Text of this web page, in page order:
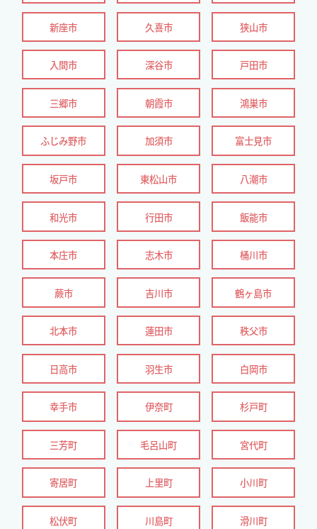
新座市 久喜市 狭山市
入間市 深谷市 戸田市
三郷市 朝霞市 鴻巣市
ふじみ野市 加須市 富士見市
坂戸市 東松山市 八潮市
和光市 行田市 飯能市
本庄市 志木市 桶川市
蕨市 吉川市 鶴ヶ島市
北本市 蓮田市 秩父市
日高市 羽生市 白岡市
幸手市 伊奈町 杉戸町
三芳町 毛呂山町 宮代町
寄居町 上里町 小川町
松伏町 川島町 滑川町